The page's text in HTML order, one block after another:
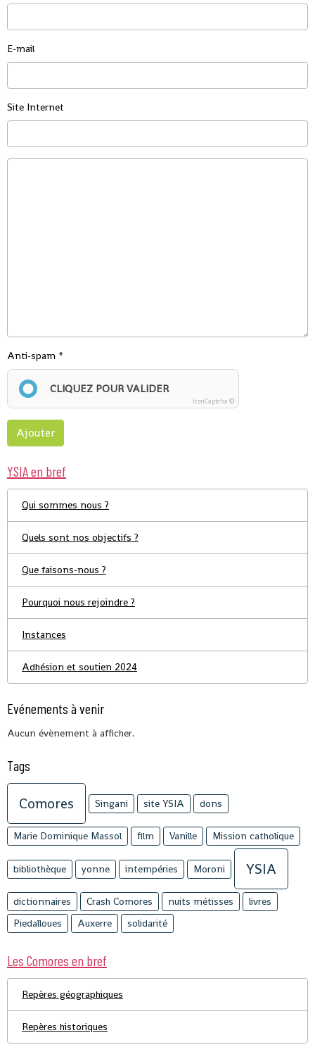
E-mail
Site Internet
Anti-spam
CLIQUEZ POUR VALIDER
IconCaptcha ©
Ajouter
YSIA en bref
Qui sommes nous ?
Quels sont nos objectifs ?
Que faisons-nous ?
Pourquoi nous rejoindre ?
Instances
Adhésion et soutien 2024
Evénements à venir
Aucun évènement à afficher.
Tags
Comores Singani site YSIA dons
Marie Dominique Massol film Vanille Mission catholique
bibliothèque yonne intempéries Moroni YSIA
dictionnaires Crash Comores nuits métisses
livres
Piedalloues
Auxerre solidarité
Les Comores en bref
Repères géographiques
Repères historiques